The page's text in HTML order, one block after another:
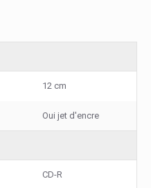
12 cm
Oui jet d'encre
CD-R